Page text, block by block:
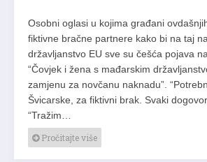
Osobni oglasi u kojima građani
fiktivne bračne partnere kako bi na taj
državljanstvo EU sve su češća pojava
“Čovjek i žena s mađarskim
zamjenu za novčanu naknadu”.
Švicarske, za fiktivni brak. Svaki
“Tražim…
Pročitajte više